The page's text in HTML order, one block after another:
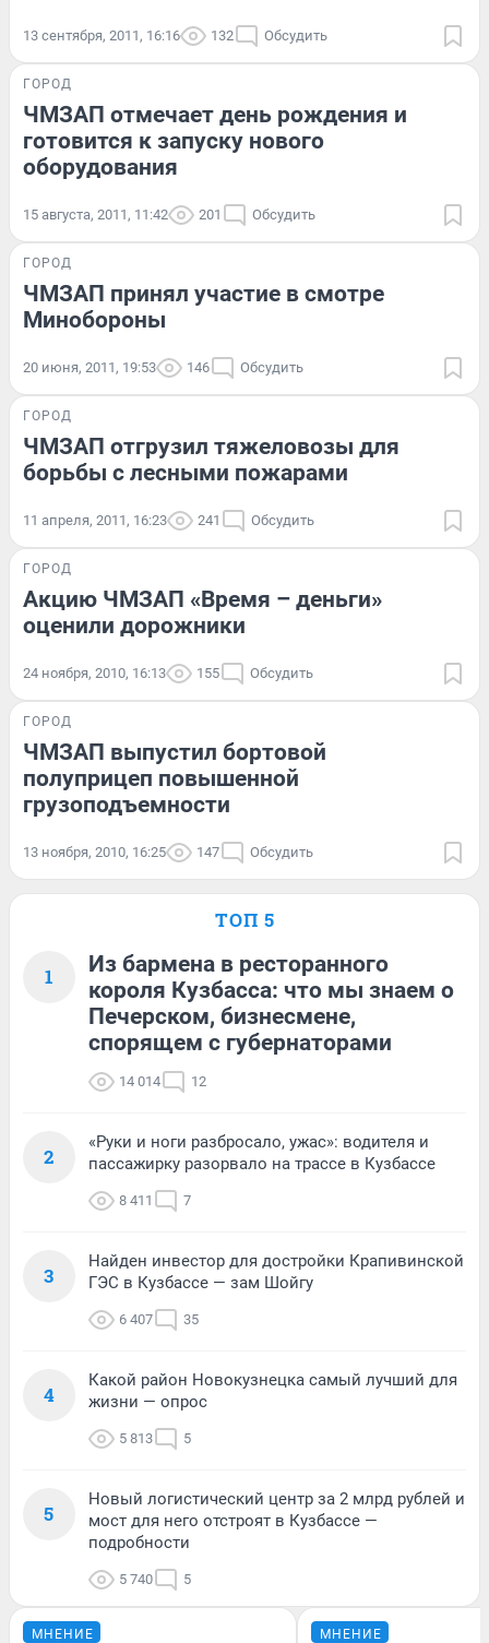
13 сентября, 2011, 16:16 132 Обсудить
ГОРОД
ЧМЗАП отмечает день рождения и
готовится к запуску нового
оборудования
15 августа, 2011, 11:42 201 Обсудить
ГОРОД
ЧМЗАП принял участие в смотре
Минобороны
20 июня, 2011, 19:53 146 Обсудить
ГОРОД
ЧМЗАП отгрузил тяжеловозы для
борьбы с лесными пожарами
11 апреля, 2011, 16:23 241 Обсудить
ГОРОД
Акцию ЧМЗАП «Время – деньги»
оценили дорожники
24 ноября, 2010, 16:13 155 Обсудить
ГОРОД
ЧМЗАП выпустил бортовой
полуприцеп повышенной
грузоподъемности
13 ноября, 2010, 16:25 147 Обсудить
ТОП 5
1
Из бармена в ресторанного
короля Кузбасса: что мы знаем о
Печерском, бизнесмене,
спорящем с губернаторами
14 014 12
2
«Руки и ноги разбросало, ужас»: водителя и
пассажирку разорвало на трассе в Кузбассе
8 411 7
3
Найден инвестор для достройки Крапивинской
ГЭС в Кузбассе — зам Шойгу
6 407 35
4
Какой район Новокузнецка самый лучший для
жизни — опрос
5 813 5
5
Новый логистический центр за 2 млрд рублей и
мост для него отстроят в Кузбассе —
подробности
5 740 5
МНЕНИЕ МНЕНИЕ